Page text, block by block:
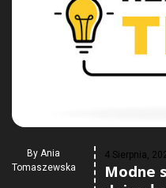
By Ania
Tomaszewska
4 Sierpnia,
Modne